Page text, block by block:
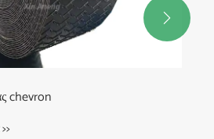
chevron
